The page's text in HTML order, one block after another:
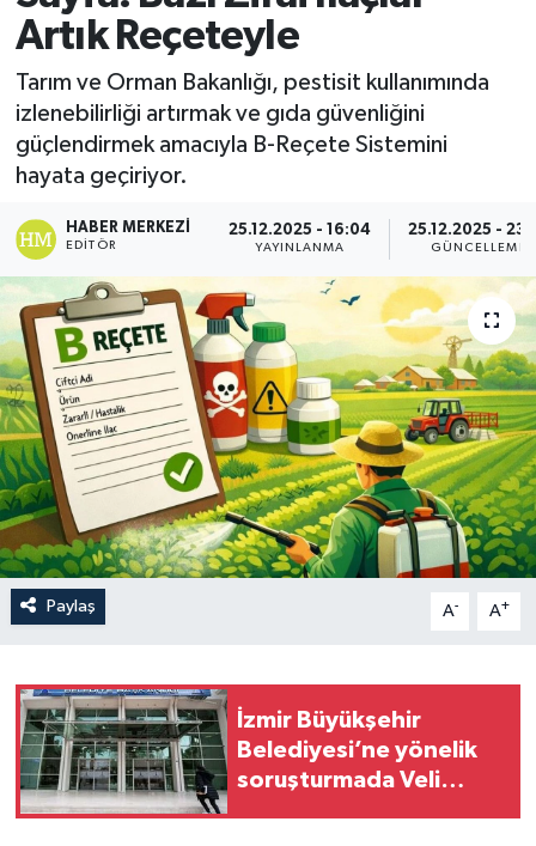
Artık Reçeteyle
Tarım ve Orman Bakanlığı, pestisit kullanımında
izlenebilirliği artırmak ve gıda güvenliğini
güçlendirmek amacıyla B-Reçete Sistemini
hayata geçiriyor.
HABER MERKEZI
EDITÖR
25.12.2025 - 16:04
YAYINLANMA
25.12.2025 -
GÜNCELLEME
Paylaş A- A+
İzmir Büyükşehir
Belediyesi’ne yönelik
soruşturmada Veli